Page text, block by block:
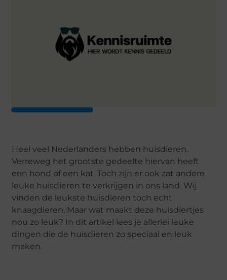
Heel veel Nederlanders hebben huisdieren.
Verreweg het grootste gedeelte hiervan heeft
een hond of een kat. Toch zijn er ook zat andere
leuke huisdieren te verkrijgen in ons land. Wij
vinden de leukste huisdieren toch echt
knaagdieren. Maar wat maakt deze huisdiertjes
nou zo leuk? In dit artikel lees je allerlei leuke
dingen die de huisdieren zo speciaal en leuk
maken.